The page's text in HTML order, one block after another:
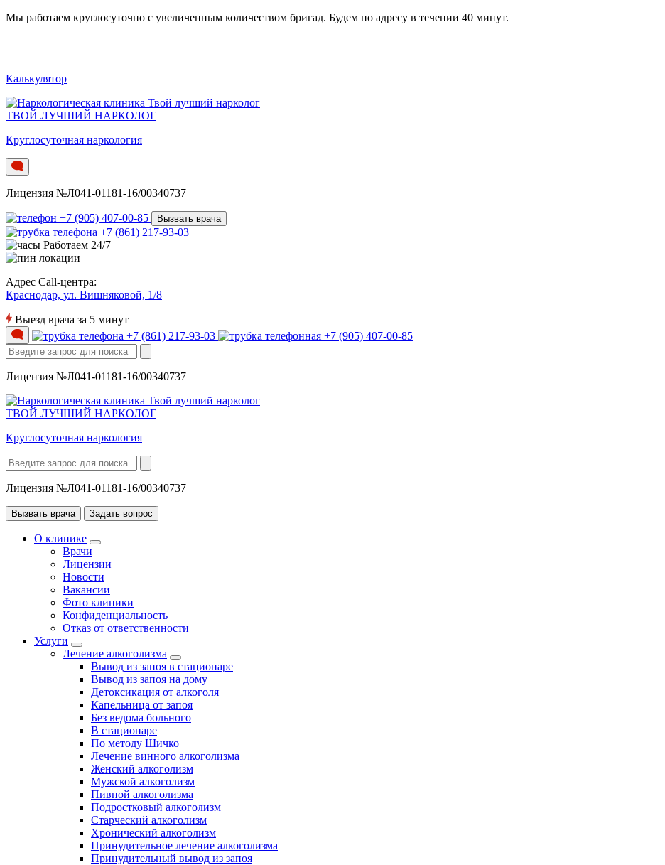
Мы работаем круглосуточно c увеличенным количеством бригад. Будем по адресу в течении 40 минут.
Калькулятор
ТВОЙ ЛУЧШИЙ НАРКОЛОГ
Круглосуточная наркология
Лицензия №Л041-01181-16/00340737
+7 (905) 407-00-85 Вызвать врача
+7 (861) 217-93-03
Работаем 24/7
Адрес Call-центра:
Краснодар, ул. Вишняковой, 1/8
Выезд врача за 5 минут
+7 (861) 217-93-03
+7 (905) 407-00-85
Лицензия №Л041-01181-16/00340737
ТВОЙ ЛУЧШИЙ НАРКОЛОГ
Круглосуточная наркология
Лицензия №Л041-01181-16/00340737
Вызвать врача Задать вопрос
О клинике
Врачи
Лицензии
Новости
Вакансии
Фото клиники
Конфиденциальность
Отказ от ответственности
Услуги
Лечение алкоголизма
Вывод из запоя в стационаре
Вывод из запоя на дому
Детоксикация от алкоголя
Капельница от запоя
Без ведома больного
В стационаре
По методу Шичко
Лечение винного алкоголизма
Женский алкоголизм
Мужской алкоголизм
Пивной алкоголизма
Подростковый алкоголизм
Старческий алкоголизм
Хронический алкоголизм
Принудительное лечение алкоголизма
Принудительный вывод из запоя